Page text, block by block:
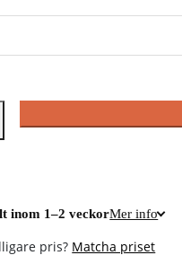
inom 1–2 veckorMer info
pris? Matcha priset